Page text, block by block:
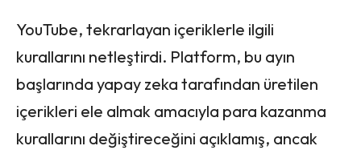
YouTube, tekrarlayan içeriklerle ilgili
kurallarını netleştirdi. Platform, bu ayın
başlarında yapay zeka tarafından üretilen
içerikleri ele almak amacıyla para kazanma
kurallarını değiştireceğini açıklamış, ancak